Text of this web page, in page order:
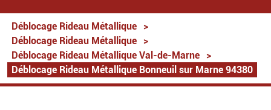
Déblocage Rideau Métallique
>
Déblocage Rideau Métallique
>
Déblocage Rideau Métallique Val-de-Marne
>
Déblocage Rideau Métallique Bonneuil sur Marne 94380